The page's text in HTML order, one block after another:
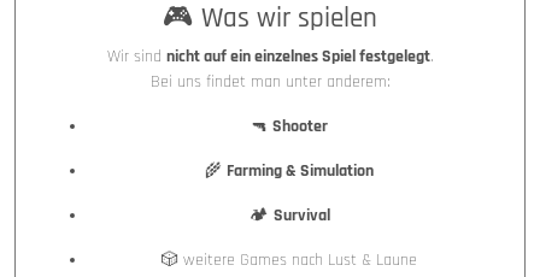
🎮 Was wir spielen
Wir sind nicht auf ein einzelnes Spiel festgelegt.
Bei uns findet man unter anderem:
🔫 Shooter
🌾 Farming & Simulation
🏕️ Survival
🎲 weitere Games nach Lust & Laune